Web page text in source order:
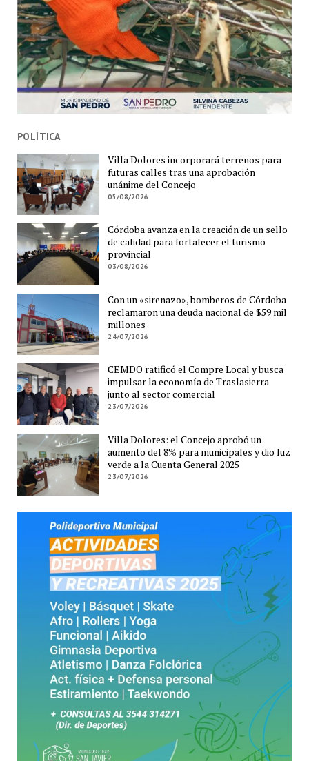
POLÍTICA
Villa Dolores incorporará terrenos para
futuras calles tras una aprobación
unánime del Concejo
05/08/2026
Córdoba avanza en la creación de un sello
de calidad para fortalecer el turismo
provincial
03/08/2026
Con un «sirenazo», bomberos de Córdoba
reclamaron una deuda nacional de $59 mil
millones
24/07/2026
CEMDO ratificó el Compre Local y busca
impulsar la economía de Traslasierra
junto al sector comercial
23/07/2026
Villa Dolores: el Concejo aprobó un
aumento del 8% para municipales y dio luz
verde a la Cuenta General 2025
23/07/2026